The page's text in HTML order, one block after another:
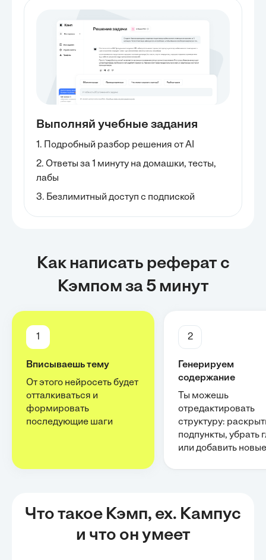
Выполняй учебные задания
1. Подробный разбор решения от AI
2. Ответы за 1 минуту на домашки, тесты,
лабы
3. Безлимитный доступ с подпиской
Как написать реферат с
Кэмпом за 5 минут
1
Вписываешь тему
От этого нейросеть будет
отталкиваться и
формировать
последующие шаги
2
Генерируем
содержание
Ты можешь
отредактировать
структуру:
подпункты, убрать
или добавить новые
Что такое Кэмп, ex. Кампус
и что он умеет